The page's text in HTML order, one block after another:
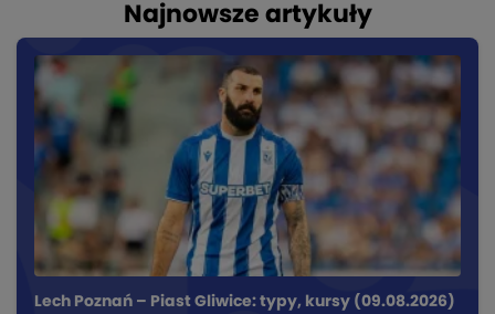
Najnowsze artykuły
Lech Poznań – Piast Gliwice: typy, kursy (09.08.2026)